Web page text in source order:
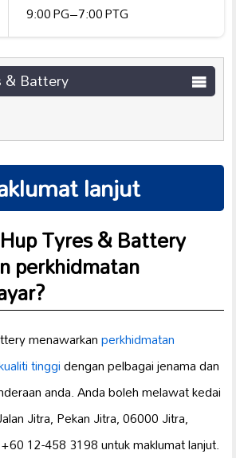
9:00 PG–7:00 PTG
& Battery
lanjut
Tyres & Battery
perkhidmatan
?
menawarkanperkhidmatan
tinggidengan pelbagai jenama dan
anda. Anda boleh melawat kedai
Jitra, Pekan Jitra, 06000 Jitra,
12-458 3198 untuk maklumat lanjut.